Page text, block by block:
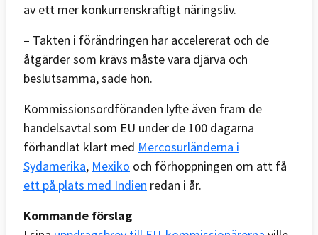
av ett mer konkurrenskraftigt näringsliv.
– Takten i förändringen har accelererat och de
åtgärder som krävs måste vara djärva och
beslutsamma, sade hon.
Kommissionsordföranden lyfte även fram de
handelsavtal som EU under de 100 dagarna
förhandlat klart med Mercosurländerna i
Sydamerika, Mexiko och förhoppningen om att få
ett på plats med Indien redan i år.
Kommande förslag